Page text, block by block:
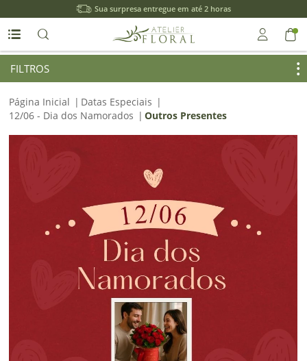
Sua surpresa entregue em até 2 horas
Entrar
com
se
Página Inicial | Datas Especiais |
12/06 - Dia dos Namorados | Outros Presentes
FILTROS